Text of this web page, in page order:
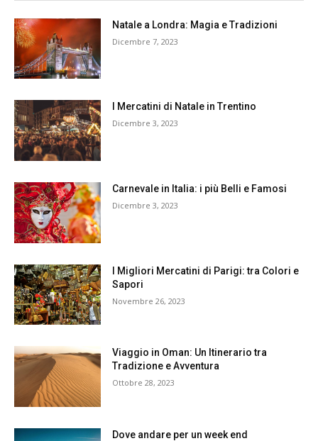
Natale a Londra: Magia e Tradizioni
Dicembre 7, 2023
I Mercatini di Natale in Trentino
Dicembre 3, 2023
Carnevale in Italia: i più Belli e Famosi
Dicembre 3, 2023
I Migliori Mercatini di Parigi: tra Colori e
Sapori
Novembre 26, 2023
Viaggio in Oman: Un Itinerario tra
Tradizione e Avventura
Ottobre 28, 2023
Dove andare per un week end